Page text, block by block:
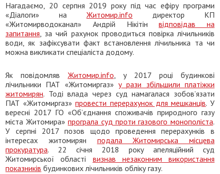
Нагадаємо, 20 серпня 2019 року під час ефіру програми
«Діалоги» на Житомир.info директор КП
«Житомирводоканал» Андрій Нікітінвідповідав на
запитання, за чий рахунок проводиться повірка лічильників
води, як зафіксувати факт встановлення лічильника та чи
можна викликати спеціаліста додому.
Як повідомляв Житомир.info, у 2017 році будинкові
лічильники ПАТ «Житомиргаз» у рази збільшили платіжки
житомирян. Тоді влада через суд намагалася зобов’язати
ПАТ «Житомиргаз»провести перерахунок для мешканців. У
вересні 2017 ГО «Об’єднання споживачів природного газу
міста Житомира»програла суд проти газового монополіста.
У серпні 2017 позов щодо проведення перерахунків в
інтересах житомирян подала Житомирська місцева
прокуратура. 22 січня 2018 року апеляційний суд
Житомирської області визнав незаконним використання
показників будинкових лічильників обліку газу.